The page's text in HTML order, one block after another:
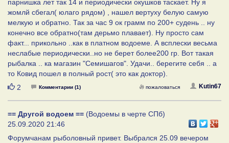
парнишка лет так 14 и периодически окушков таскает. Ну я
жомлй сбегал( юлаго рядом) , нашел вертуху белую самую
мелкую и обратно. Так за час 9 ок грамм по 200+ судень .. ну
конечно все обратно(там дерьмо плавает). Ну просто сам
факт... прикольно ..как в платном водоеме. А всплески весьма
неслабые периодически..но не берет более200 гр. Вот такая
рыбалка .. ка магазин "Семишагов". Удачи.. берегите себя .. а
то Ковид пошел в полный рост( это как доктор).
Нравится
2 Комментарии (1) Kutin67
пожаловаться
== Другой водоем == (Водоемы в черте СПб)
25.09.2020 21:46
Форумчанам рыболовный привет. Выбрался 25.09 вечером